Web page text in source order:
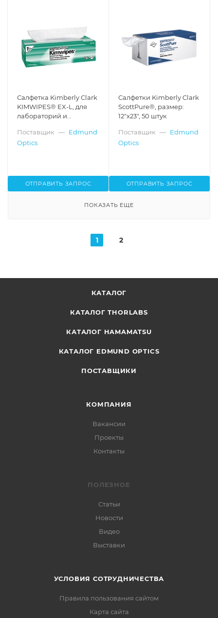
Салфетка Kimberly Clark
KIMWIPES® EX-L, для
лабораторий и
4.4"x8.4", 16800 листов
Поставщик — Edmund
Optics
ОТПРАВИТЬ ЗАПРОС
Салфетки Kimberly Clark
ScottPure®, размер:
12"x23", 50 штук
Поставщик — Edmund
Optics
ОТПРАВИТЬ ЗАПРОС
ПОКАЗАТЬ ЕЩЕ
1 2
КАТАЛОГ
КАТАЛОГ THORLABS
КАТАЛОГ HAMAMATSU
КАТАЛОГ EDMUND OPTICS
ПОСТАВЩИКИ
КОМПАНИЯ
Вакансии
Проекты
Контакты
ПОЛЕЗНОЕ
Статьи
Новости
Видео
Выставки
УСЛОВИЯ СОТРУДНИЧЕСТВА
Правила пользования сайтом
Карта сайта